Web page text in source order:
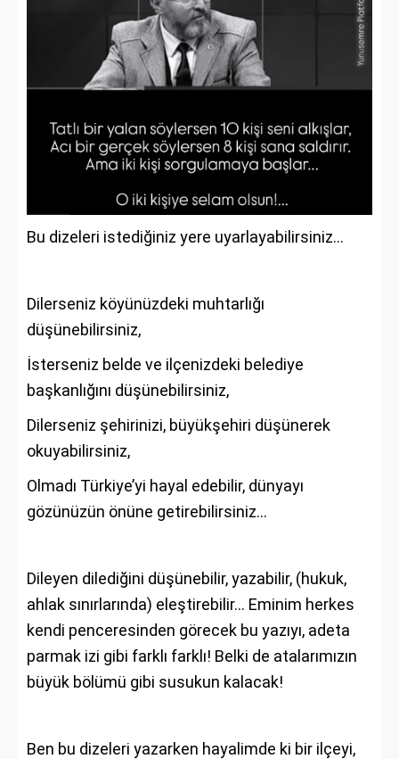
Bu dizeleri istediğiniz yere uyarlayabilirsiniz…
Dilerseniz köyünüzdeki muhtarlığı
düşünebilirsiniz,
İsterseniz belde ve ilçenizdeki belediye
başkanlığını düşünebilirsiniz,
Dilerseniz şehirinizi, büyükşehiri düşünerek
okuyabilirsiniz,
Olmadı Türkiye’yi hayal edebilir, dünyayı
gözünüzün önüne getirebilirsiniz…
Dileyen dilediğini düşünebilir, yazabilir, (hukuk,
ahlak sınırlarında) eleştirebilir… Eminim herkes
kendi penceresinden görecek bu yazıyı, adeta
parmak izi gibi farklı farklı! Belki de atalarımızın
büyük bölümü gibi susukun kalacak!
Ben bu dizeleri yazarken hayalimde ki bir ilçeyi,